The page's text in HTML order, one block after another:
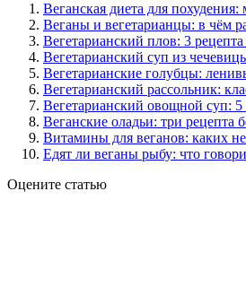
Веганская диета для
Веганы и вегетарианцы: в чём
Вегетарианский плов: 3
Вегетарианский суп из
Вегетарианские голубцы:
Вегетарианский рассольник:
Вегетарианский овощной суп:
Веганские оладьи: три
Витамины для веганов: каких
Едят ли веганы рыбу: что
Оцените статью